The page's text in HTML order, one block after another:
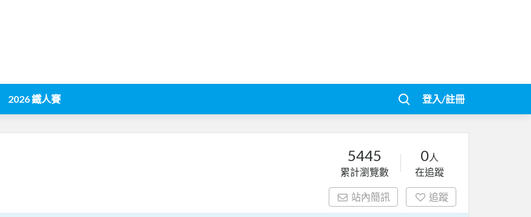
2026 鐵人賽 登入/註冊
5445
累計瀏覽數
0人
在追蹤
站內簡訊 追蹤